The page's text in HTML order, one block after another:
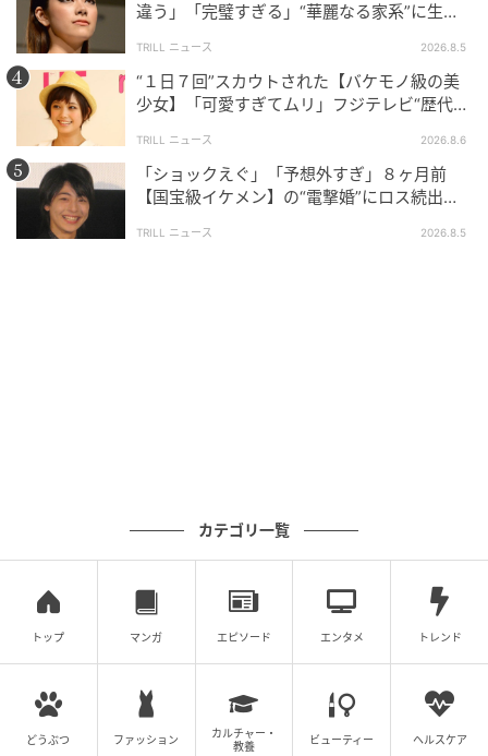
違う」「完璧すぎる」“華麗なる家系”に生ま
TRILL ニュース 2026.8.5
“１日７回”スカウトされた【バケモノ級の美
少女】「可愛すぎてムリ」フジテレビ“歴代N
TRILL ニュース 2026.8.6
「ショックえぐ」「予想外すぎ」８ヶ月前
【国宝級イケメン】の“電撃婚”にロス続出！
TRILL ニュース 2026.8.5
カテゴリ一覧
トップ マンガ エピソード エンタメ トレンド
どうぶつ ファッション
カルチャー・
教養
ビューティー ヘルスケア